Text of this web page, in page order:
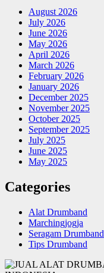
August 2026
July 2026
June 2026
May 2026
April 2026
March 2026
February 2026
January 2026
December 2025
November 2025
October 2025
September 2025
July 2025
June 2025
May 2025
Categories
Alat Drumband
Marchingjogja
Seragam Drumband
Tips Drumband